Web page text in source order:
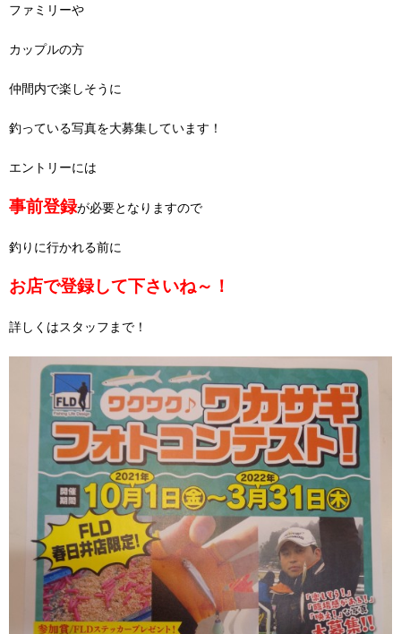
ファミリーや
カップルの方
仲間内で楽しそうに
釣っている写真を大募集しています！
エントリーには
事前登録が必要となりますので
釣りに行かれる前に
お店で登録して下さいね～！
詳しくはスタッフまで！